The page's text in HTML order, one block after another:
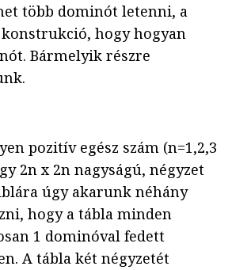
több dominót letenni, a
hogy hogyan
Bármelyik részre
pozitív egész szám (n=1,2,3
2n x 2n nagyságú, négyzet
úgy akarunk néhány
hogy a tábla minden
1 dominóval fedett
A tábla két négyzetét